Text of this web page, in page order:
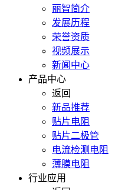
丽智简介
发展历程
荣誉资质
视频展示
新闻中心
产品中心
返回
新品推荐
贴片电阻
贴片二极管
电流检测电阻
薄膜电阻
行业应用